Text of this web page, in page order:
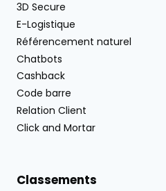
3D Secure
E-Logistique
Référencement naturel
Chatbots
Cashback
Code barre
Relation Client
Click and Mortar
Classements